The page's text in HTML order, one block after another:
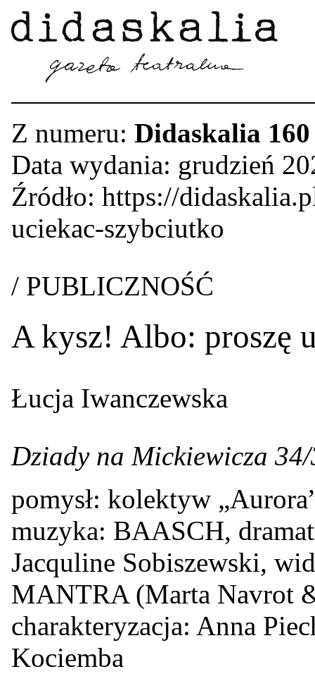
Z numeru: Didaskalia 160
Data wydania: grudzień
Źródło: https://
uciekac-szybciutko
/ PUBLICZNOŚĆ
A kysz! Albo: proszę
Łucja Iwanczewska
Dziady na Mickiewicza
pomysł: kolektyw
muzyka: BAASCH,
Jacquline Sobiszewski,
MANTRA (Marta Navrot
charakteryzacja: Anna
Kociemba